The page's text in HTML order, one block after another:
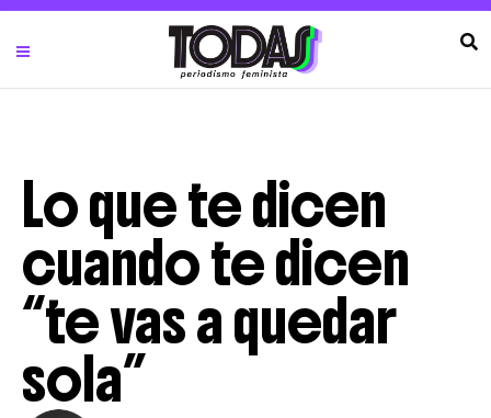
Lo que te dicen
cuando te dicen
“te vas a quedar
sola”